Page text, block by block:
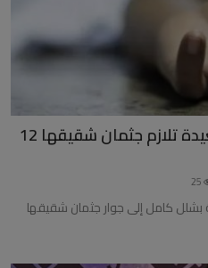
مأساة في التجمع.. فتاة قعيدة تلازم جثمان شقيقها 12
بشلل كامل إلى جوار جثمان شقيقها